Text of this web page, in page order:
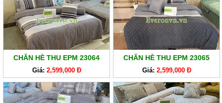
CHĂN HÈ THU EPM 23064
Giá: 2,599,000 Đ
CHĂN HÈ THU EPM 23065
Giá: 2,599,000 Đ